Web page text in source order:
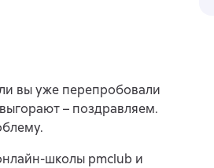
вы уже перепробовали
– поздравляем.
школы pmclub и